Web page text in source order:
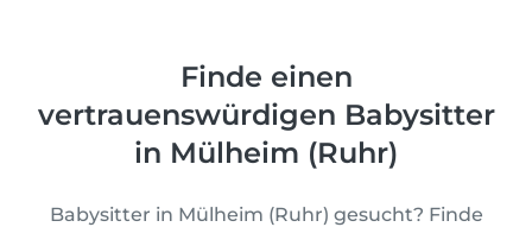
Finde einen
vertrauenswürdigen Babysitter
in Mülheim (Ruhr)
Babysitter in Mülheim (Ruhr) gesucht? Finde